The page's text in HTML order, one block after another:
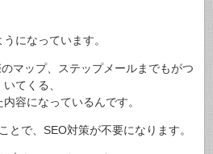
うになっています。
マップ、ステップメールまでもがつ
いてくる、
容になっているんです。
とで、SEO対策が不要になります。